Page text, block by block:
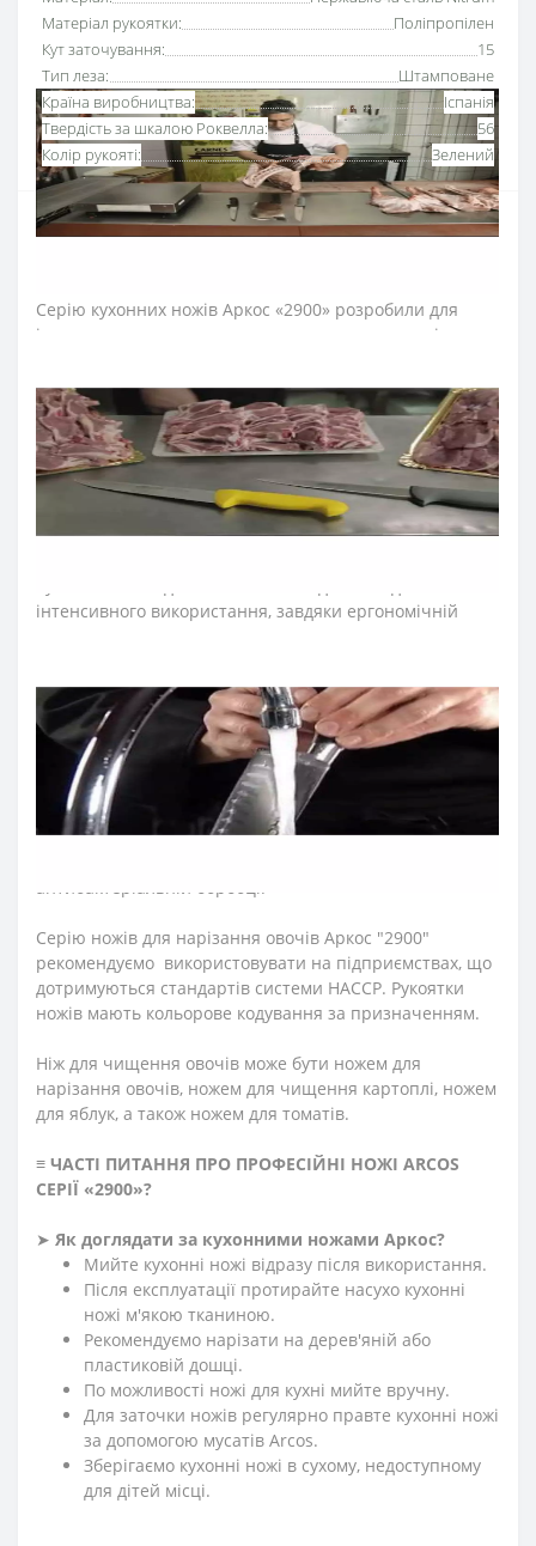
Матеріал рукоятки:
Поліпропілен
Кут заточування:
15
Тип леза:
Штамповане
Країна виробництва:
Іспанія
Твердість за шкалою Роквелла:
56
Колір рукояті:
Зелений
Ніж для чищення овочів85 мм серії «2900» Аркос з
Серію кухонних ножів Аркос «2900» розробили для
інтенсивного використання на кухнях ресторанів та
Лезо ножа для кухні виготовили з ексклюзивної
нержавіючої сталі NITRUM, що має надвисоку ріжучу
здатність, підвищену твердість та корозостійкість. У
результаті лезо ножа аркос довго не затуплюється, не
ржавіє, тому виріб має довгий термін служби,
забезпечуючи економічну ефективність інвентарю.
інтенсивного використання, завдяки ергономічній
тривалої роботи. Рукоятку виготовили з антиковзкого
поліпропілену, що стійкий до кислот, хлору, миючих
засобів та високих температур. Антиковзкий виступ,
розміщений на кінці рукоятки ножа для овочів та
фруктів серії «2900», не дозволяє руці повара
зісковзнути та впливає на безпечність його
використання. Рукоятка стійка до розповсюдження
Серію ножів для нарізання овочів Аркос "2900"
рекомендуємо використовувати на підприємствах, що
дотримуються стандартів системи HACCP. Рукоятки
ножів мають кольорове кодування за призначенням.
Ніж для чищення овочів може бути ножем для
нарізання овочів, ножем для чищення картоплі, ножем
для яблук, а також ножем для томатів.
≡ ЧАСТІ ПИТАННЯ ПРО ПРОФЕСІЙНІ НОЖІ ARCOS
СЕРІЇ «2900»?
➤ Як доглядати за кухонними ножами Аркос?
Мийте кухонні ножі відразу після використання.
Після експлуатації протирайте насухо кухонні
ножі м'якою тканиною.
Рекомендуємо нарізати на дерев'яній або
пластиковій дошці.
По можливості ножі для кухні мийте вручну.
Для заточки ножів регулярно правте кухонні ножі
за допомогою мусатів Arcos.
Зберігаємо кухонні ножі в сухому, недоступному
для дітей місці.